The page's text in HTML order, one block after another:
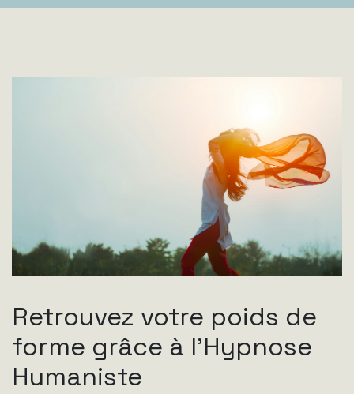
Retrouvez votre poids de
forme grâce à l’Hypnose
Humaniste